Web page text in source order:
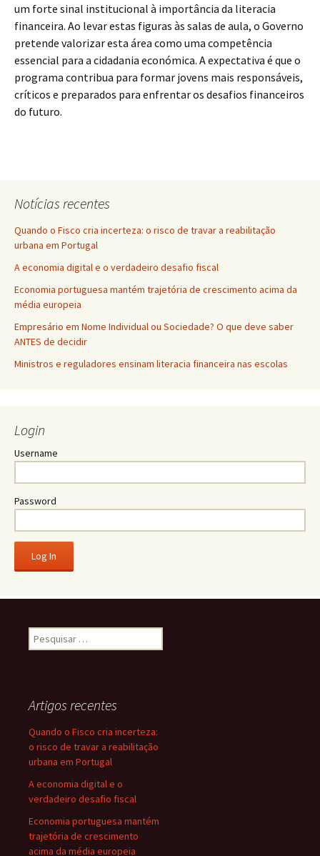
um forte sinal institucional à importância da literacia
financeira. Ao levar estas figuras às salas de aula, o Governo
pretende valorizar esta área como uma competência
essencial para a cidadania económica. A expectativa é que o
programa contribua para formar jovens mais responsáveis,
críticos e preparados para enfrentar os desafios financeiros
do futuro.
Notícias recentes
Quando o Fisco cria incerteza: o risco de travar a reabilitação
urbana em Portugal
A economia digital e o verdadeiro desafio fiscal
Economia portuguesa mantém trajetória de crescimento acima da
média europeia
Empresário em Nome Individual ou Sociedade? O que deve saber
ANTES de decidir
Ministros e reguladores ensinam literacia financeira nas escolas
Login
Username
Password
Pesquisar
por:
Artigos recentes
Quando o Fisco cria incerteza:
o risco de travar a reabilitação
urbana em Portugal
A economia digital e o
verdadeiro desafio fiscal
Economia portuguesa mantém
trajetória de crescimento
acima da média europeia